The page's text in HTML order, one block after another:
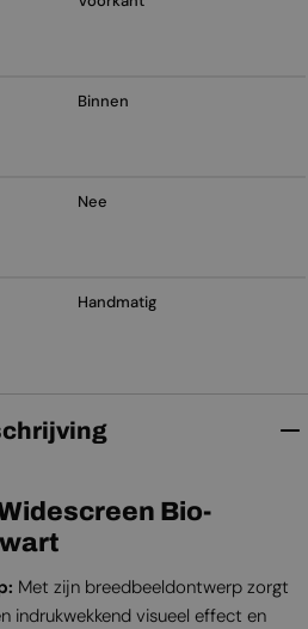
Binnen
Nee
Handmatig
Bio-
Met zijn breedbeeldontwerp zorgt
indrukwekkend visueel effect en